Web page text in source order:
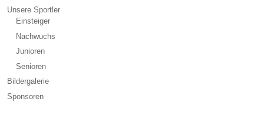
Unsere Sportler
Einsteiger
Nachwuchs
Junioren
Senioren
Bildergalerie
Sponsoren